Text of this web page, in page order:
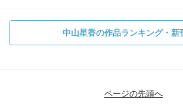
中山星香の作品ランキング・新
ページの先頭へ